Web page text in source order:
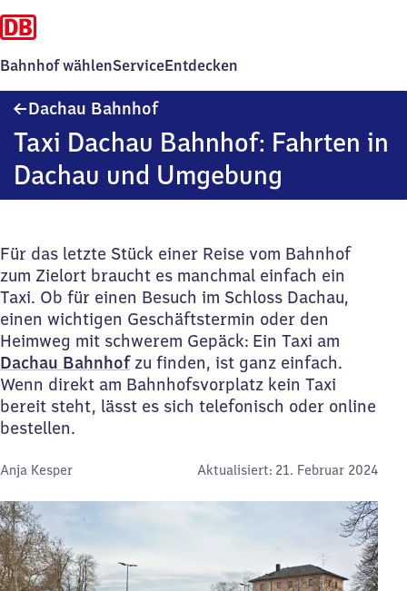
Bahnhof wählenServiceEntdecken
Dachau BahnhofDachau
Taxi Dachau Bahnhof: Fahrten in
Dachau und Umgebung
Für das letzte Stück einer Reise vom Bahnhof
zum Zielort braucht es manchmal einfach ein
Taxi. Ob für einen Besuch im Schloss Dachau,
einen wichtigen Geschäftstermin oder den
Heimweg mit schwerem Gepäck: Ein Taxi am
Dachau Bahnhofzu finden, ist ganz einfach.
Wenn direkt am Bahnhofsvorplatz kein Taxi
bereit steht, lässt es sich telefonisch oder online
bestellen.
Von:
Anja Kesper Aktualisiert: 21. Februar 2024